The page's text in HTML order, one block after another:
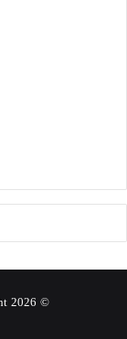
© Copyright 2026